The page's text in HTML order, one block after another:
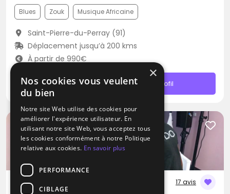
Blues Zouk Musique Africaine
Saint-Pierre-du-Perray (91)
Déplacement jusqu’à 200 kms
À partir de 990€
Contacter Profil
17 avis
×
Nos cookies vous veulent
du bien
Notre site Web utilise des cookies pour
améliorer l'expérience utilisateur. En
utilisant notre site Web, vous acceptez tous
les cookies conformément à notre Politique
relative aux cookies. En savoir plus
PERFORMANCE
CIBLAGE